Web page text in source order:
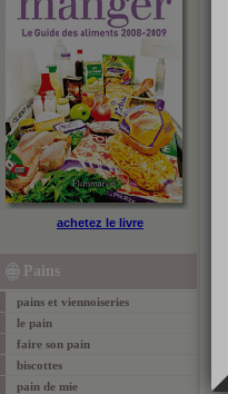
achetez le livre
Pains
pains et viennoiseries
le pain
faire son pain
biscottes
pain de mie